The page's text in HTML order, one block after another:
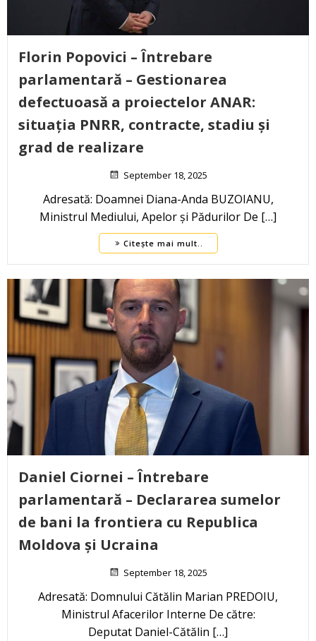
Florin Popovici – Întrebare
parlamentară – Gestionarea
defectuoasă a proiectelor ANAR:
situația PNRR, contracte, stadiu și
grad de realizare
September 18, 2025
Adresată: Doamnei Diana-Anda BUZOIANU,
Ministrul Mediului, Apelor și Pădurilor De […]
Citește mai mult..
Daniel Ciornei – Întrebare
parlamentară – Declararea sumelor
de bani la frontiera cu Republica
Moldova și Ucraina
September 18, 2025
Adresată: Domnului Cătălin Marian PREDOIU,
Ministrul Afacerilor Interne De către:
Deputat Daniel-Cătălin […]